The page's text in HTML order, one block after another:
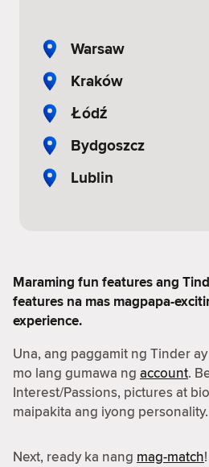
Warsaw
Kraków
Łódź
Bydgoszcz
Lublin
Maraming fun features ang
features na mas magpapa-
experience.
Una, ang paggamit ng Tinder
mo lang gumawa ng account.
Interest/Passions, pictures at
maipakita ang iyong personality.
Next, ready ka nang mag-match!